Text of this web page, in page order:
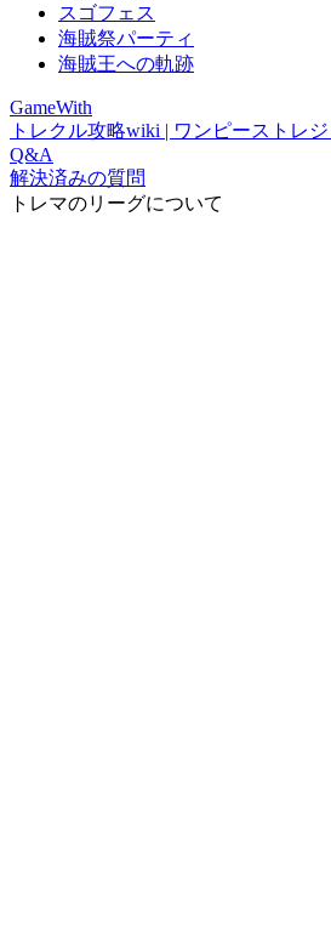
スゴフェス
海賊祭パーティ
海賊王への軌跡
GameWith
トレクル攻略wiki | ワンピーストレ
Q&A
解決済みの質問
トレマのリーグについて